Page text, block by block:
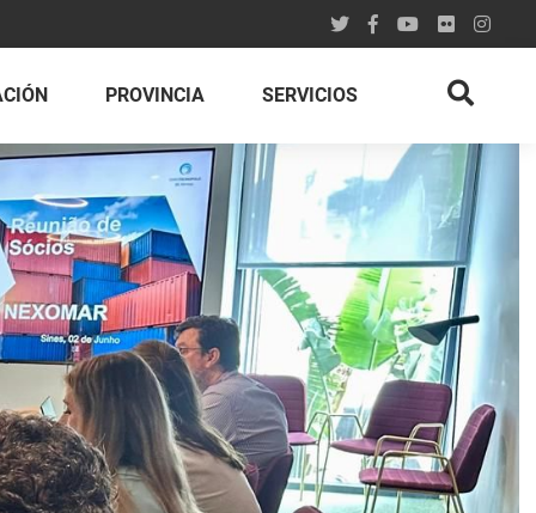
PROVINCIA SERVICIOS